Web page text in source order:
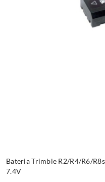
Bateria Trimble R2/R4/R6/
7.4V